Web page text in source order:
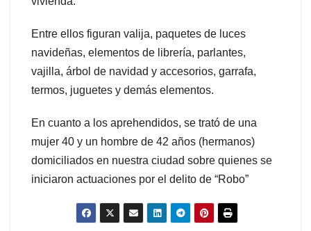
Entre ellos figuran valija, paquetes de luces
navideñas, elementos de librería, parlantes,
vajilla, árbol de navidad y accesorios, garrafa,
termos, juguetes y demás elementos.
En cuanto a los aprehendidos, se trató de una
mujer 40 y un hombre de 42 años (hermanos)
domiciliados en nuestra ciudad sobre quienes se
iniciaron actuaciones por el delito de “Robo”